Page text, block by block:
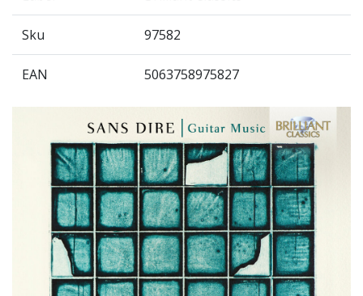
Sku 97582
EAN 5063758975827